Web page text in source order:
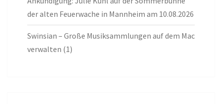
der alten Feuerwache in Mannheim am 10.08.2026
Swinsian – Große Musiksammlungen auf dem Mac
verwalten (1)